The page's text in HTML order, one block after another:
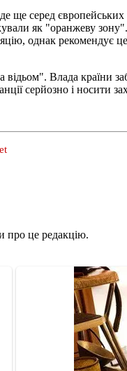
серед європейських
як "оранжеву
однак
Влада країни
серйозно і носити
про це редакцію.